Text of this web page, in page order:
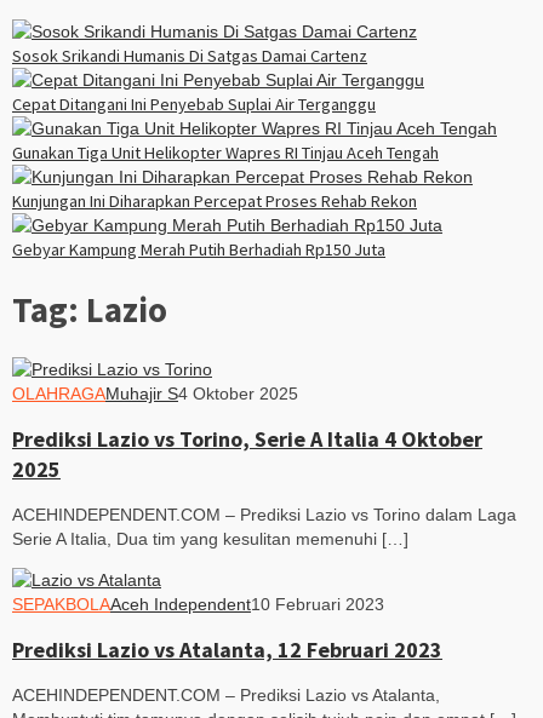
Sosok Srikandi Humanis Di Satgas Damai Cartenz
Cepat Ditangani Ini Penyebab Suplai Air Terganggu
Gunakan Tiga Unit Helikopter Wapres RI Tinjau Aceh Tengah
Kunjungan Ini Diharapkan Percepat Proses Rehab Rekon
Gebyar Kampung Merah Putih Berhadiah Rp150 Juta
Tag: Lazio
OLAHRAGAMuhajir S4 Oktober 2025
Prediksi Lazio vs Torino, Serie A Italia 4 Oktober
2025
ACEHINDEPENDENT.COM – Prediksi Lazio vs Torino dalam Laga
Serie A Italia, Dua tim yang kesulitan memenuhi […]
SEPAKBOLAAceh Independent10 Februari 2023
Prediksi Lazio vs Atalanta, 12 Februari 2023
ACEHINDEPENDENT.COM – Prediksi Lazio vs Atalanta,